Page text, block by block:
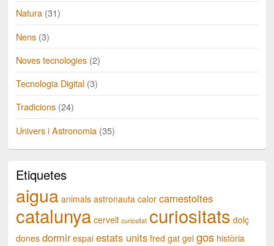
Natura (31)
Nens (3)
Noves tecnologies (2)
Tecnologia Digital (3)
Tradicions (24)
Univers i Astronomia (35)
Etiquetes
aigua animals astronauta calor carnestoltes
catalunya cervell curiositat curiositats dolç
dones dormir espai estats units fred gat gel gos història